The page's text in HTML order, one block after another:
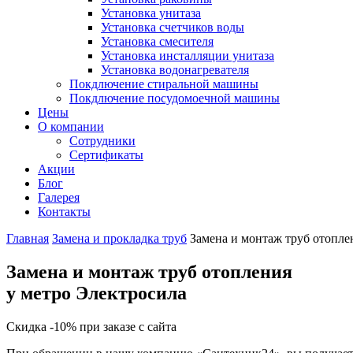
Установка унитаза
Установка счетчиков воды
Установка смесителя
Установка инсталляции унитаза
Установка водонагревателя
Покдлючение стиральной машины
Покдлючение посудомоечной машины
Цены
О компании
Сотрудники
Сертификаты
Акции
Блог
Галерея
Контакты
Главная Замена и прокладка труб Замена и монтаж труб
Замена и монтаж труб отопления
у метро Электросила
Скидка -10% при заказе с сайта